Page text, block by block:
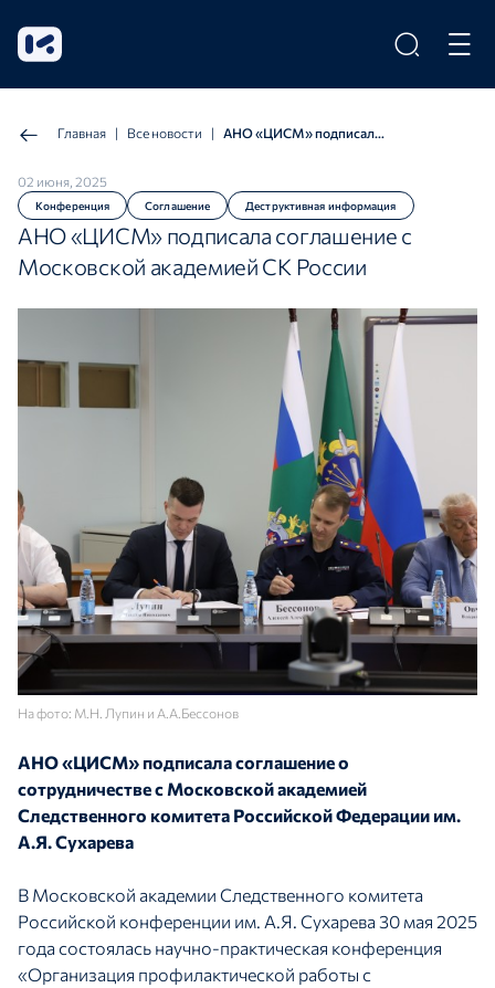
Конференция Соглашение Деструктивная информация
АНО «ЦИСМ» подписала соглашение с
Московской академией СК России
02 июня, 2025
Главная | Все новости | АНО «ЦИСМ» подписала соглашение с Московской академией СК России
На фото: М.Н. Лупин и А.А.Бессонов
АНО «ЦИСМ» подписала соглашение о
сотрудничестве с Московской академией
Следственного комитета Российской Федерации им.
А.Я. Сухарева
В Московской академии Следственного комитета
Российской конференции им. А.Я. Сухарева 30 мая 2025
года состоялась научно-практическая конференция
«Организация профилактической работы с